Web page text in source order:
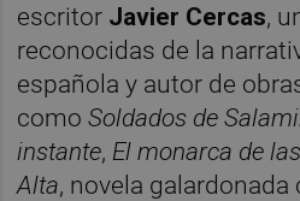
escritor Javier Cercas,
reconocidas de la
española y autor de
comoSoldados de
instante, El monarca de
Alta, novela galardonada